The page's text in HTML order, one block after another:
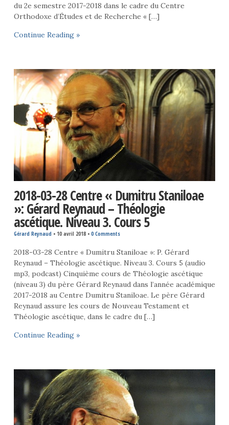
du 2e semestre 2017-2018 dans le cadre du Centre
Orthodoxe d’Études et de Recherche « […]
Continue Reading »
2018-03-28 Centre « Dumitru Staniloae
»: Gérard Reynaud – Théologie
ascétique. Niveau 3. Cours 5
Gérard Reynaud • 10 avril 2018• 0 Comments
2018-03-28 Centre « Dumitru Staniloae »: P. Gérard
Reynaud – Théologie ascétique. Niveau 3. Cours 5 (audio
mp3, podcast) Cinquième cours de Théologie ascétique
(niveau 3) du père Gérard Reynaud dans l’année académique
2017-2018 au Centre Dumitru Staniloae. Le père Gérard
Reynaud assure les cours de Nouveau Testament et
Théologie ascétique, dans le cadre du […]
Continue Reading »